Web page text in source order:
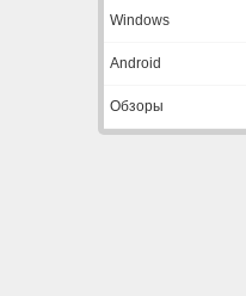
Windows
Android
Обзоры